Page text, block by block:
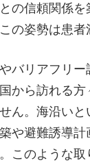
の信頼関係
の姿勢は患
バリアフリ
から訪れる
ん。海沿い
や避難誘導
このような